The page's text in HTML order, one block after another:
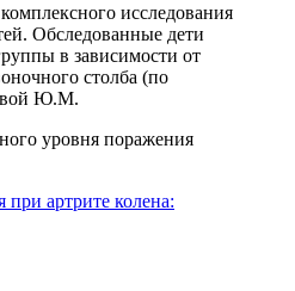
исследования
Обследованные дети
в зависимости от
столба (по
Ю.М.
уровня поражения
артрите колена: